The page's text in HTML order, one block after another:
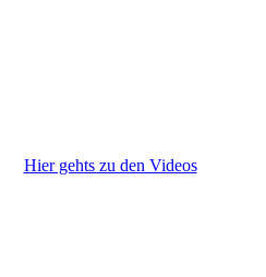
Hier gehts zu den Videos